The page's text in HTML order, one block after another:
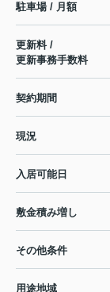
駐車場 / 月額
更新料 /
更新事務手数料
契約期間
現況
入居可能日
敷金積み増し
その他条件
用途地域